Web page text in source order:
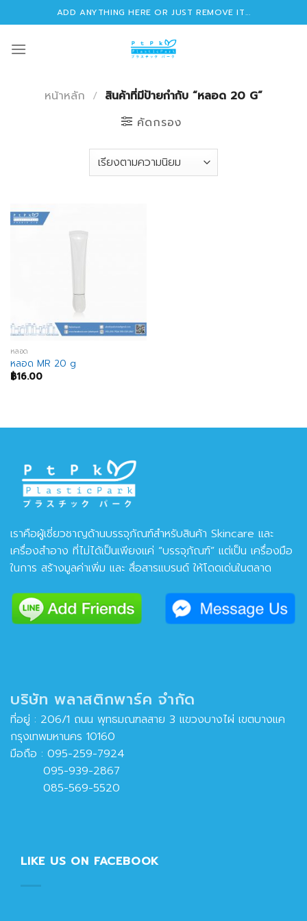
to
content
ADD ANYTHING HERE OR JUST REMOVE IT...
หน้าหลัก / สินค้าที่มีป้ายกำกับ “หลอด 20 G”
คัดกรอง
หลอด
หลอด MR 20 g
฿16.00
เราคือผู้เชี่ยวชาญด้านบรรจุภัณฑ์สำหรับสินค้า Skincare และ
เครื่องสำอาง ที่ไม่ได้เป็นเพียงแค่ “บรรจุภัณฑ์” แต่เป็น เครื่องมือ
ในการ สร้างมูลค่าเพิ่ม และ สื่อสารแบรนด์ ให้โดดเด่นในตลาด
บริษัท พลาสติกพาร์ค จำกัด
ที่อยู่ : 206/1 ถนน พุทธมณฑลสาย 3 แขวงบางไผ่ เขตบางแค
กรุงเทพมหานคร 10160
มือถือ : 095-259-7924
095-939-2867
085-569-5520
LIKE US ON FACEBOOK